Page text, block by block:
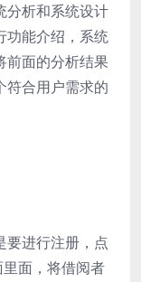
分析和系统设计
功能介绍，系统
前面的分析结果
符合用户需求的
要进行注册，点
面，将借阅者